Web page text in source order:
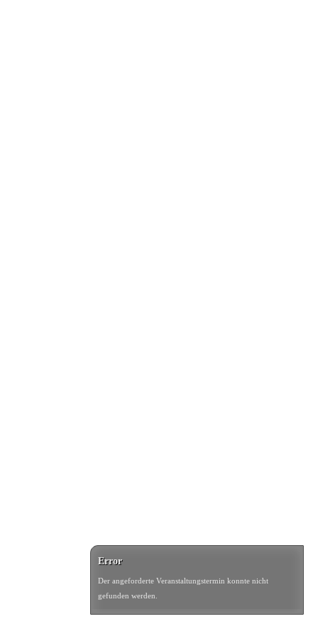
Error
Der angeforderte Veranstaltungstermin konnte nicht
gefunden werden.